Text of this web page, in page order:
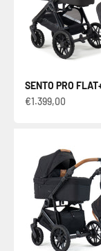
SENTO PRO
Verkaufspreis
€1.399,00